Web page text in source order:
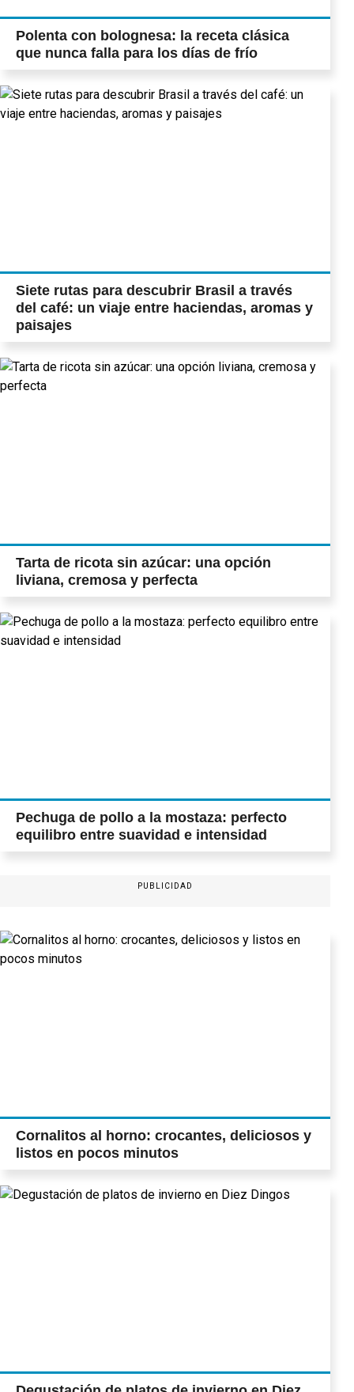
Polenta con bolognesa: la receta clásica
que nunca falla para los días de frío
Siete rutas para descubrir Brasil a través
del café: un viaje entre haciendas, aromas y
paisajes
Tarta de ricota sin azúcar: una opción
liviana, cremosa y perfecta
Pechuga de pollo a la mostaza: perfecto
equilibro entre suavidad e intensidad
PUBLICIDAD
Cornalitos al horno: crocantes, deliciosos y
listos en pocos minutos